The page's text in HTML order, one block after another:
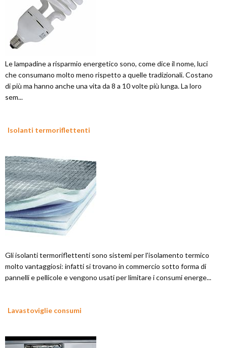
Le lampadine a risparmio energetico sono, come dice il nome, luci
che consumano molto meno rispetto a quelle tradizionali. Costano
di più ma hanno anche una vita da 8 a 10 volte più lunga. La loro
sem...
Isolanti termoriflettenti
Gli isolanti termoriflettenti sono sistemi per l'isolamento termico
molto vantaggiosi: infatti si trovano in commercio sotto forma di
pannelli e pellicole e vengono usati per limitare i consumi energe...
Lavastoviglie consumi